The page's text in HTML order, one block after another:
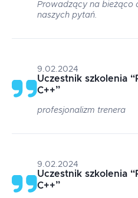
Prowadzący na bieżąco
naszych pytań.
9.02.2024
Uczestnik szkolenia “
C++”
profesjonalizm trenera
9.02.2024
Uczestnik szkolenia “
C++”